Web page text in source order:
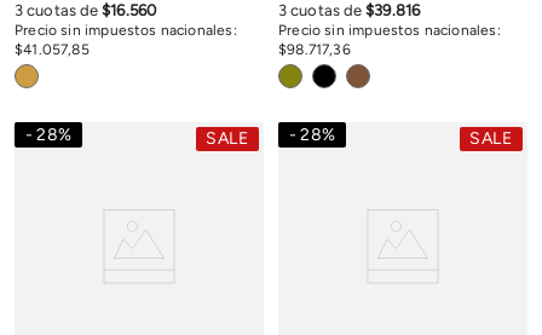
Precio sin impuestos nacionales:
$41.057,85
3 cuotas de$16.560
Precio sin impuestos nacionales:
$98.717,36
3 cuotas de$39.816
28% SALE 28% SALE